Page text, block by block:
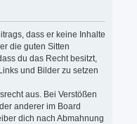
dass er keine Inhalte
die guten Sitten
du das Recht besitzt,
und Bilder zu setzen
aus. Bei Verstößen
anderer im Board
dich nach Abmahnung